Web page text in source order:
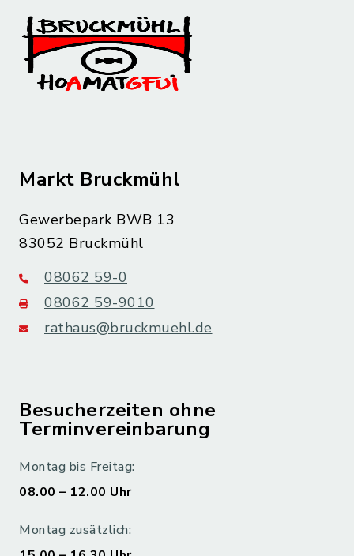
Markt Bruckmühl
Gewerbepark BWB 13
83052 Bruckmühl
08062 59-0
08062 59-9010
rathaus@bruckmuehl.de
Besucherzeiten ohne
Terminvereinbarung
Montag bis Freitag:
08.00 – 12.00 Uhr
Montag zusätzlich: